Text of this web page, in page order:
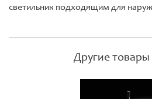
светильник подходящим для
Другие товары